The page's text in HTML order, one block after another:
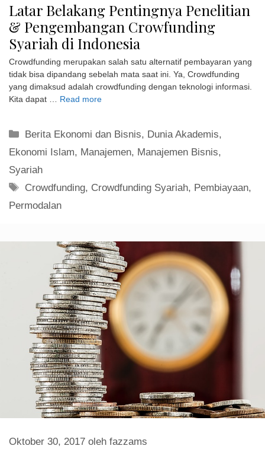
Latar Belakang Pentingnya Penelitian
& Pengembangan Crowfunding
Syariah di Indonesia
Crowdfunding merupakan salah satu alternatif pembayaran yang
tidak bisa dipandang sebelah mata saat ini. Ya, Crowdfunding
yang dimaksud adalah crowdfunding dengan teknologi informasi.
Kita dapat … Read more
Kategori
Berita Ekonomi dan Bisnis, Dunia Akademis,
Ekonomi Islam, Manajemen, Manajemen Bisnis,
Syariah
Tag
Crowdfunding, Crowdfunding Syariah, Pembiayaan,
Permodalan
Oktober 30, 2017 oleh fazzams